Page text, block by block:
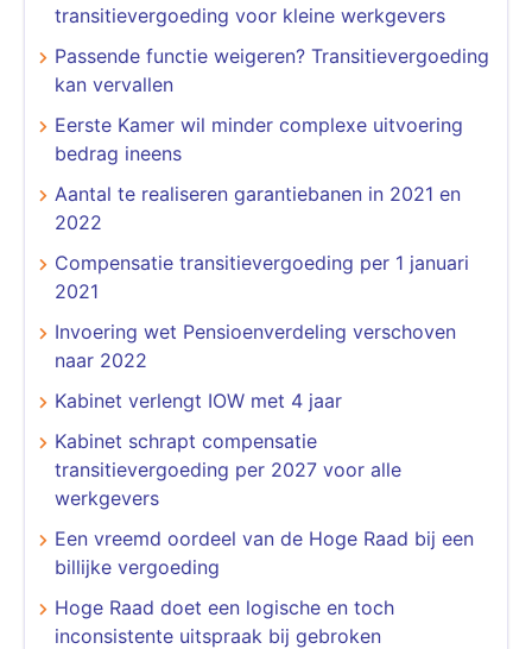
transitievergoeding voor kleine werkgevers
Passende functie weigeren? Transitievergoeding
kan vervallen
Eerste Kamer wil minder complexe uitvoering
bedrag ineens
Aantal te realiseren garantiebanen in 2021 en
2022
Compensatie transitievergoeding per 1 januari
2021
Invoering wet Pensioenverdeling verschoven
naar 2022
Kabinet verlengt IOW met 4 jaar
Kabinet schrapt compensatie
transitievergoeding per 2027 voor alle
werkgevers
Een vreemd oordeel van de Hoge Raad bij een
billijke vergoeding
Hoge Raad doet een logische en toch
inconsistente uitspraak bij gebroken